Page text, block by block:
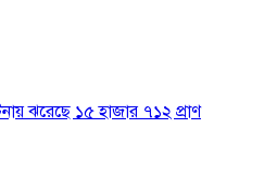
ঝরেছে ১৫ হাজার ৭১২ প্রাণ